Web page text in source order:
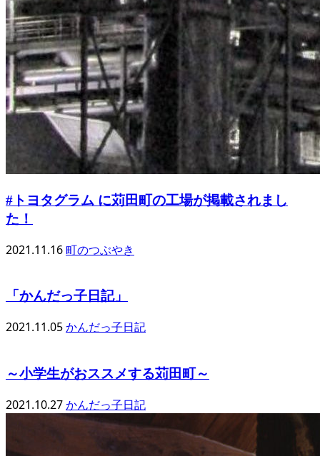
#トヨタグラム に苅田町の工場が掲載されまし
た！
2021.11.16町のつぶやき
「かんだっ子日記」
2021.11.05かんだっ子日記
～小学生がおススメする苅田町～
2021.10.27かんだっ子日記